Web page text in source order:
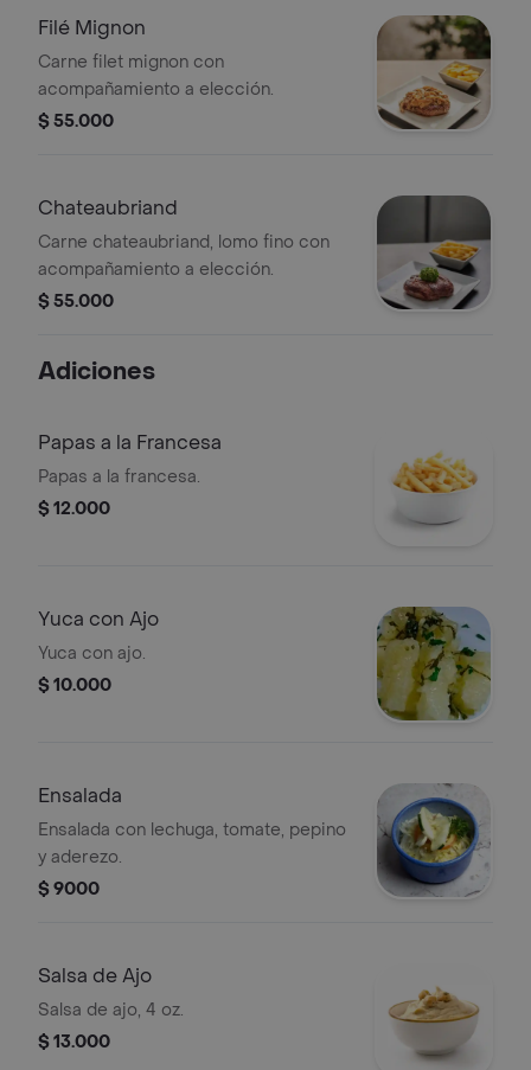
Filé Mignon
Carne filet mignon con
acompañamiento a elección.
$ 55.000
Chateaubriand
Carne chateaubriand, lomo fino con
acompañamiento a elección.
$ 55.000
Adiciones
Papas a la Francesa
Papas a la francesa.
$ 12.000
Yuca con Ajo
Yuca con ajo.
$ 10.000
Ensalada
Ensalada con lechuga, tomate, pepino
y aderezo.
$ 9000
Salsa de Ajo
Salsa de ajo, 4 oz.
$ 13.000